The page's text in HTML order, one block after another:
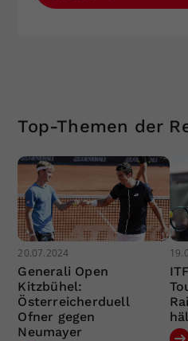
Top-Themen der
20.07.2024
Generali Open
Kitzbühel:
Österreicherduell
Ofner gegen
Neumayer